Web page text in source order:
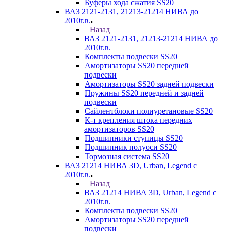
Буферы хода сжатия SS20
ВАЗ 2121-2131, 21213-21214 НИВА до
2010г.в.
Назад
ВАЗ 2121-2131, 21213-21214 НИВА до
2010г.в.
Комплекты подвески SS20
Амортизаторы SS20 передней
подвески
Амортизаторы SS20 задней подвески
Пружины SS20 передней и задней
подвески
Сайлентблоки полиуретановые SS20
К-т крепления штока передних
амортизаторов SS20
Подшипники ступицы SS20
Подшипник полуоси SS20
Тормозная система SS20
ВАЗ 21214 НИВА 3D, Urban, Legend c
2010г.в.
Назад
ВАЗ 21214 НИВА 3D, Urban, Legend c
2010г.в.
Комплекты подвески SS20
Амортизаторы SS20 передней
подвески